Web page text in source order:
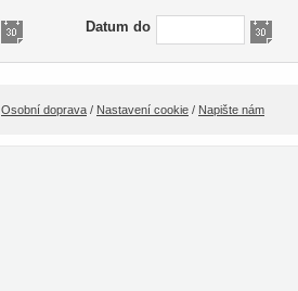
Datum do
Osobní doprava / Nastavení cookie / Napište nám